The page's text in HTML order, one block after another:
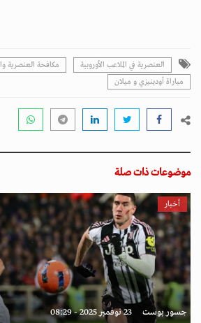
العنصرية في الملاعب الأوروبية مكافحة العنصرية
مباراة أودينيزي و ميلان
موضوعات ذات صلة
أخبار
جسور بوست 23 نوفمبر 2025 - 08:29